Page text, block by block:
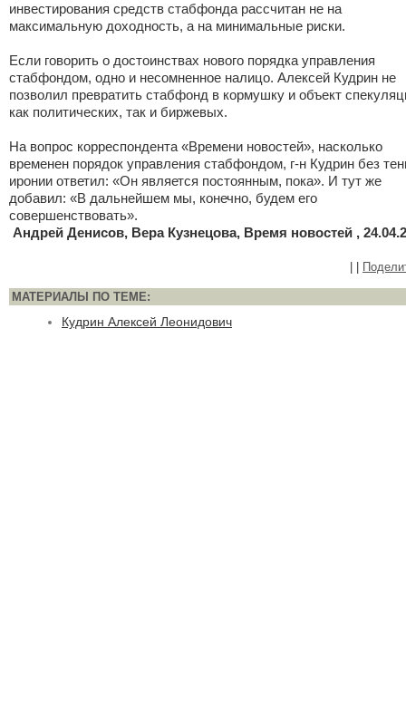
инвестирования средств стабфонда рассчитан не на
максимальную доходность, а на минимальные риски.
Если говорить о достоинствах нового порядка управления
стабфондом, одно и несомненное налицо. Алексей Кудрин не
позволил превратить стабфонд в кормушку и объект
как политических, так и биржевых.
На вопрос корреспондента «Времени новостей», насколько
временен порядок управления стабфондом, г-н Кудрин без
иронии ответил: «Он является постоянным, пока». И тут же
добавил: «В дальнейшем мы, конечно, будем его
совершенствовать».
Андрей Денисов, Вера Кузнецова, Время новостей ,
МАТЕРИАЛЫ ПО ТЕМЕ:
Кудрин Алексей Леонидович